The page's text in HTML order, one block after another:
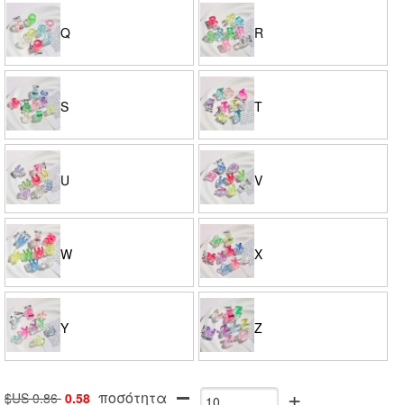
Q R
S T
U V
W X
Y Z
$US 0.86 0.58 ποσότητα +